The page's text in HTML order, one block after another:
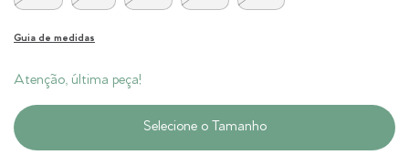
Guia de medidas
Atenção, última peça!